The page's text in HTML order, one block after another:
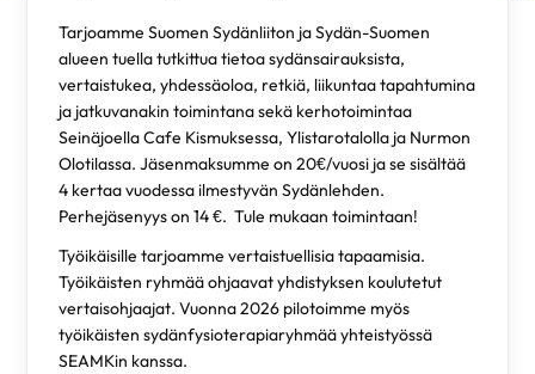
Tarjoamme Suomen Sydänliiton ja Sydän-Suomen
alueen tuella tutkittua tietoa sydänsairauksista,
vertaistukea, yhdessäoloa, retkiä, liikuntaa tapahtumina
ja jatkuvanakin toimintana sekä kerhotoimintaa
Seinäjoella Cafe Kismuksessa, Ylistarotalolla ja Nurmon
Olotilassa. Jäsenmaksumme on 20€/vuosi ja se sisältää
4 kertaa vuodessa ilmestyvän Sydänlehden.
Perhejäsenyys on 14 €. Tule mukaan toimintaan!
Työikäisille tarjoamme vertaistuellisia tapaamisia.
Työikäisten ryhmää ohjaavat yhdistyksen koulutetut
vertaisohjaajat. Vuonna 2026 pilotoimme myös
työikäisten sydänfysioterapiaryhmää yhteistyössä
SEAMKin kanssa.